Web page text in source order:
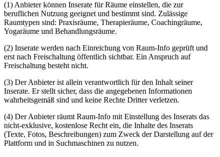
(1) Anbieter können Inserate für Räume einstellen, die zur
beruflichen Nutzung geeignet und bestimmt sind. Zulässige
Raumtypen sind: Praxisräume, Therapieräume, Coachingräume,
Yogaräume und Behandlungsräume.
(2) Inserate werden nach Einreichung von Raum-Info geprüft und
erst nach Freischaltung öffentlich sichtbar. Ein Anspruch auf
Freischaltung besteht nicht.
(3) Der Anbieter ist allein verantwortlich für den Inhalt seiner
Inserate. Er stellt sicher, dass die angegebenen Informationen
wahrheitsgemäß sind und keine Rechte Dritter verletzen.
(4) Der Anbieter räumt Raum-Info mit Einstellung des Inserats das
nicht-exklusive, kostenlose Recht ein, die Inhalte des Inserats
(Texte, Fotos, Beschreibungen) zum Zweck der Darstellung auf der
Plattform und in Suchmaschinen zu nutzen.